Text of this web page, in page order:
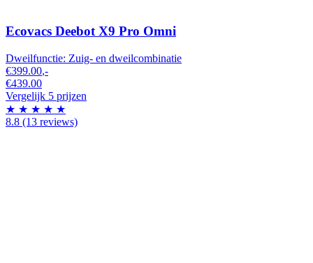
Ecovacs Deebot X9 Pro Omni
Dweilfunctie: Zuig- en dweilcombinatie​
€399.00,-
€439.00
Vergelijk 5 prijzen
★ ★ ★ ★ ★
8.8 (13 reviews)